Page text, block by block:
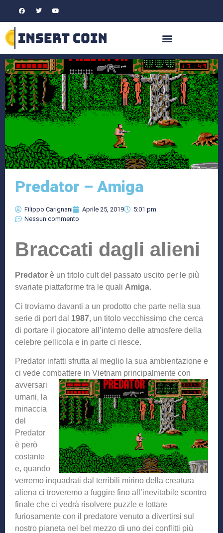
Predator – Amiga
Filippo Carignani Aprile 25, 2019
5:01 pm
Nessun commento
Braccati dagli alieni
Predator è un titolo cult del passato uscito per le più
svariate piattaforme tra le quali Amiga.
Ci troviamo davanti a un prodotto che parte nella sua
serie di port dal 1987, un titolo vecchissimo che cerca
di portare il giocatore all’interno delle atmosfere della
celebre pellicola e in parte ci riesce.
Predator infatti sfrutta al meglio la sua ambientazione e
ci vede combattere in Vietnam principalmente con
avversari
umani, la
minaccia
del
Predator
è però
costante
e, quando
verremo inquadrati dal terribili mirino della creatura
aliena ci troveremo a fuggire fino all’inevitabile scontro
finale che ci vedrà risolvere puzzle e lottare
furiosamente con il predatore venuto a divertirsi sul
nostro pianeta nel bel mezzo di uno dei conflitti più